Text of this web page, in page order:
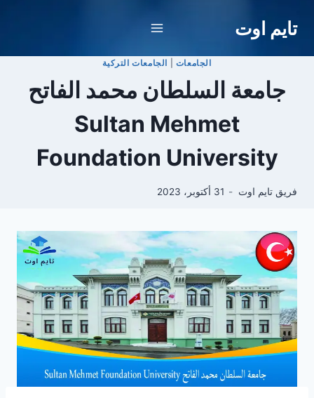
تايم اوت
الجامعات الجامعات التركية
جامعة السلطان محمد الفاتح
Sultan Mehmet
Foundation University
فريق تايم اوت 31 أكتوبر، 2023